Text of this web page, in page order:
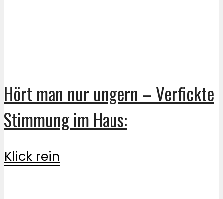
Hört man nur ungern – Verfickte
Stimmung im Haus:
Klick rein